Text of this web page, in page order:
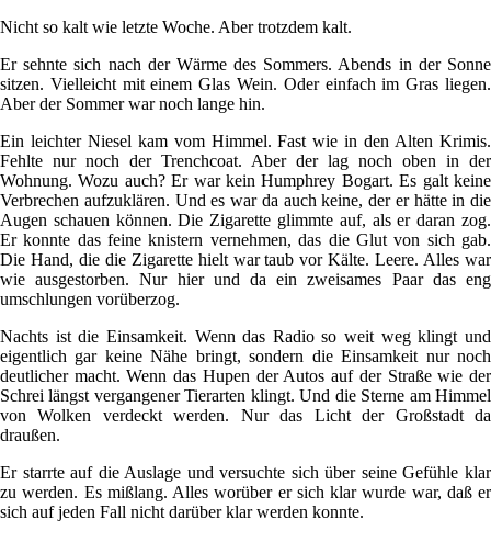
Nicht so kalt wie letzte Woche. Aber trotzdem kalt.
Er sehnte sich nach der Wärme des Sommers. Abends in der Sonne
sitzen. Vielleicht mit einem Glas Wein. Oder einfach im Gras liegen.
Aber der Sommer war noch lange hin.
Ein leichter Niesel kam vom Himmel. Fast wie in den Alten Krimis.
Fehlte nur noch der Trenchcoat. Aber der lag noch oben in der
Wohnung. Wozu auch? Er war kein Humphrey Bogart. Es galt keine
Verbrechen aufzuklären. Und es war da auch keine, der er hätte in die
Augen schauen können. Die Zigarette glimmte auf, als er daran zog.
Er konnte das feine knistern vernehmen, das die Glut von sich gab.
Die Hand, die die Zigarette hielt war taub vor Kälte. Leere. Alles war
wie ausgestorben. Nur hier und da ein zweisames Paar das eng
umschlungen vorüberzog.
Nachts ist die Einsamkeit. Wenn das Radio so weit weg klingt und
eigentlich gar keine Nähe bringt, sondern die Einsamkeit nur noch
deutlicher macht. Wenn das Hupen der Autos auf der Straße wie der
Schrei längst vergangener Tierarten klingt. Und die Sterne am Himmel
von Wolken verdeckt werden. Nur das Licht der Großstadt da
draußen.
Er starrte auf die Auslage und versuchte sich über seine Gefühle klar
zu werden. Es mißlang. Alles worüber er sich klar wurde war, daß er
sich auf jeden Fall nicht darüber klar werden konnte.